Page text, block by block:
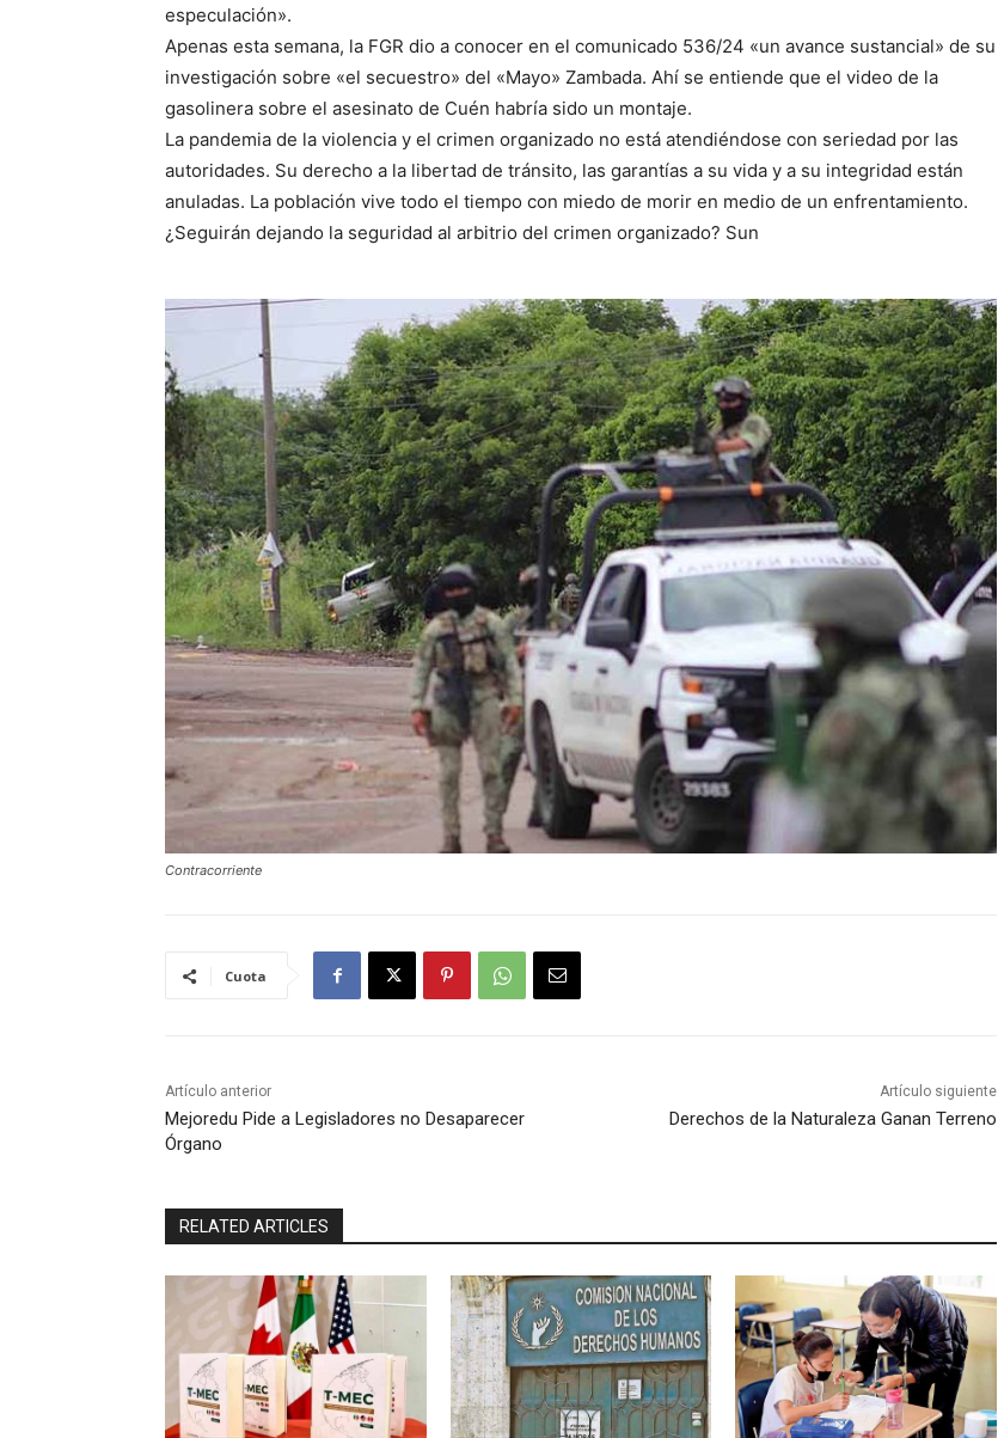
especulación».
Apenas esta semana, la FGR dio a conocer en el comunicado 536/24 «un avance sustancial» de su
investigación sobre «el secuestro» del «Mayo» Zambada. Ahí se entiende que el video de la
gasolinera sobre el asesinato de Cuén habría sido un montaje.
La pandemia de la violencia y el crimen organizado no está atendiéndose con seriedad por las
autoridades. Su derecho a la libertad de tránsito, las garantías a su vida y a su integridad están
anuladas. La población vive todo el tiempo con miedo de morir en medio de un enfrentamiento.
¿Seguirán dejando la seguridad al arbitrio del crimen organizado? Sun
Contracorriente
Cuota
Artículo anterior
Mejoredu Pide a Legisladores no Desaparecer
Órgano
Artículo siguiente
Derechos de la Naturaleza Ganan Terreno
RELATED ARTICLES